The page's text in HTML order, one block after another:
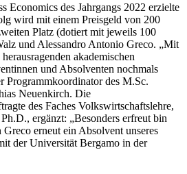
Economics des Jahrgangs 2022 erzielte
wird mit einem Preisgeld von 200
Platz (dotiert mit jeweils 100
und Alessandro Antonio Greco. „Mit
akademischen
und Absolventen nochmals
Programmkoordinator des M.Sc.
Neuenkirch. Die
des Faches Volkswirtschaftslehre,
ergänzt: „Besonders erfreut bin
erneut ein Absolvent unseres
der Universität Bergamo in der